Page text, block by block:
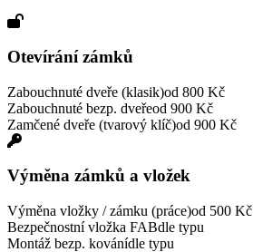
Otevírání zámků
Zabouchnuté dveře (klasik)od 800 Kč
Zabouchnuté bezp. dveřeod 900 Kč
Zamčené dveře (tvarový klíč)od 900 Kč
Výměna zámků a vložek
Výměna vložky / zámku (práce)od 500 Kč
Bezpečnostní vložka FABdle typu
Montáž bezp. kovánídle typu